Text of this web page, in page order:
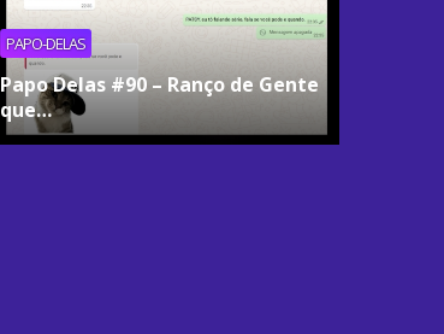
PAPO-DELAS
Papo Delas #90 – Ranço de Gente
que…